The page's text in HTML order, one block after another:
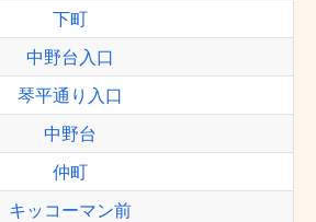
下町
中野台入口
琴平通り入口
中野台
仲町
キッコーマン前